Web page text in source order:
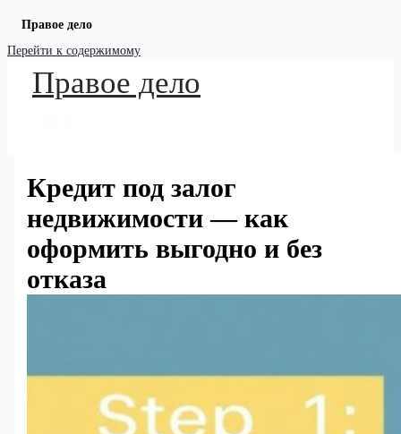
Правое дело
Перейти к содержимому
Правое дело
Кредит под залог
недвижимости — как
оформить выгодно и без
отказа